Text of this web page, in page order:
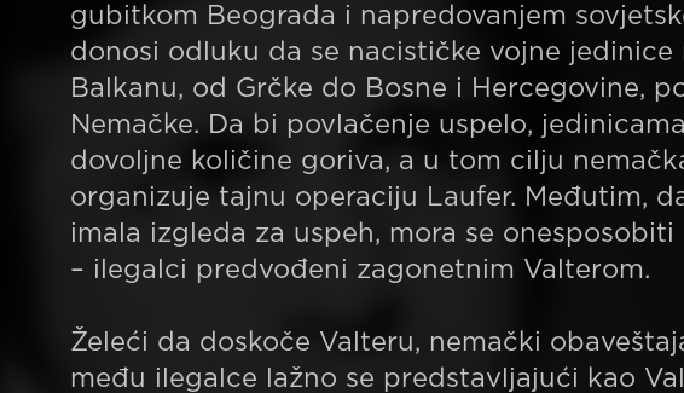
gubitkom Beograda i napredovanjem
donosi odluku da se nacističke vojne jedinice
Balkanu, od Grčke do Bosne i Hercegovine,
Nemačke. Da bi povlačenje uspelo,
dovoljne količine goriva, a u tom cilju
organizuje tajnu operaciju Laufer. Međutim,
imala izgleda za uspeh, mora se
– ilegalci predvođeni zagonetnim Valterom.
Želeći da doskoče Valteru, nemački
među ilegalce lažno se predstavljajući kao